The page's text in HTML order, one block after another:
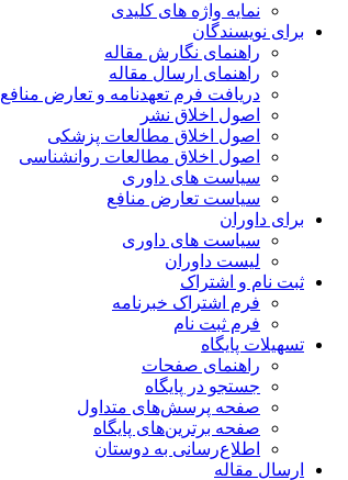
نمایه واژه های کلیدی
برای نویسندگان
راهنمای نگارش مقاله
راهنمای ارسال مقاله
دریافت فرم تعهدنامه و تعارض منافع
اصول اخلاق نشر
اصول اخلاق مطالعات پزشکی
اصول اخلاق مطالعات روانشناسی
سیاست های داوری
سیاست تعارض منافع
برای داوران
سیاست های داوری
لیست داوران
ثبت نام و اشتراک
فرم اشتراک خبرنامه
فرم ثبت نام
تسهیلات پایگاه
راهنمای صفحات
جستجو در پایگاه
صفحه پرسش‌های متداول
صفحه برترین‌های پایگاه
اطلاع‌رسانی به دوستان
ارسال مقاله